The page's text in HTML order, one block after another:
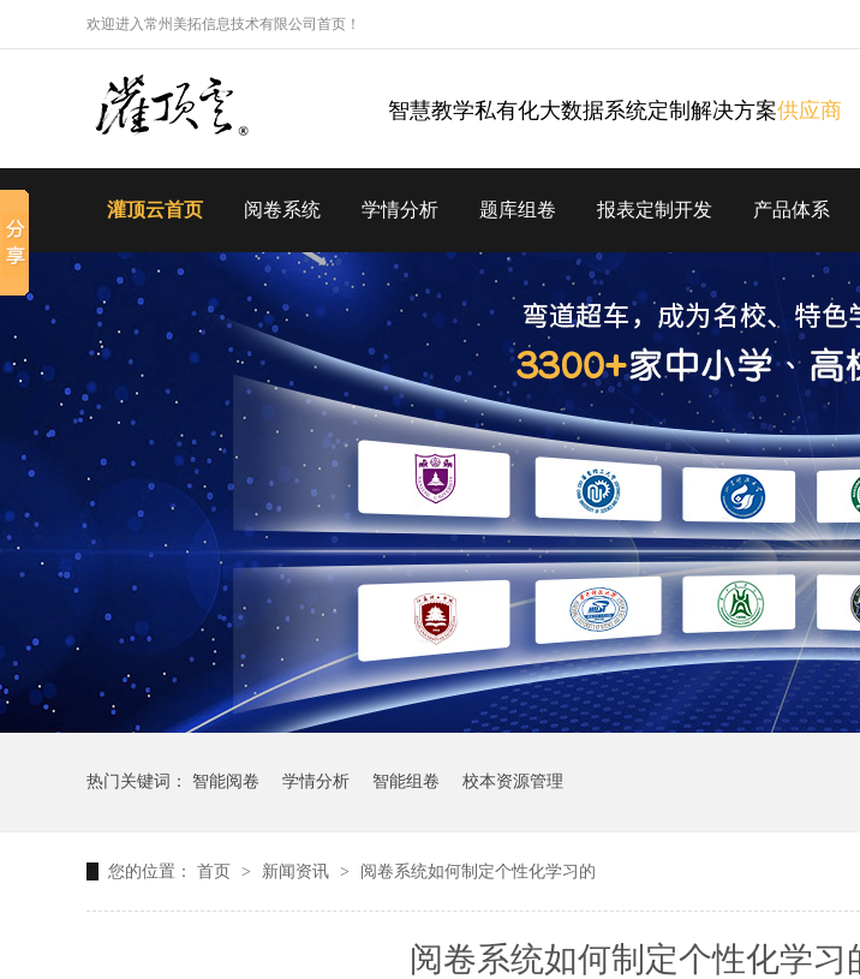
欢迎进入常州美拓信息技术有限公司首页！
智慧教学私有化大数据系统定制解决方案供应商
灌顶云首页 阅卷系统 学情分析 题库组卷 报表定制开发 产品体系
热门关键词： 智能阅卷 学情分析 智能组卷 校本资源管理
您的位置： 首页 > 新闻资讯 > 阅卷系统如何制定个性化学习的
阅卷系统如何制定个性化学习